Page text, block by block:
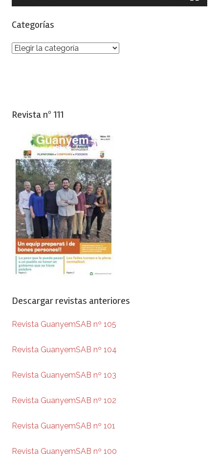
Categorías
Categorías
Revista nº 111
Descargar revistas anteriores
Revista GuanyemSAB nº 105
Revista GuanyemSAB nº 104
Revista GuanyemSAB nº 103
Revista GuanyemSAB nº 102
Revista GuanyemSAB nº 101
Revista GuanyemSAB nº 100